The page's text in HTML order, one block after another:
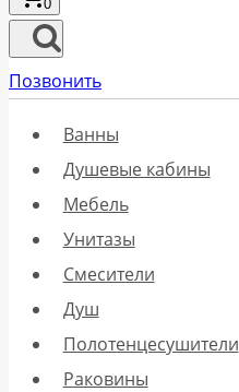
0
Позвонить
Ванны
Душевые кабины
Мебель
Унитазы
Смесители
Душ
Полотенцесушители
Раковины